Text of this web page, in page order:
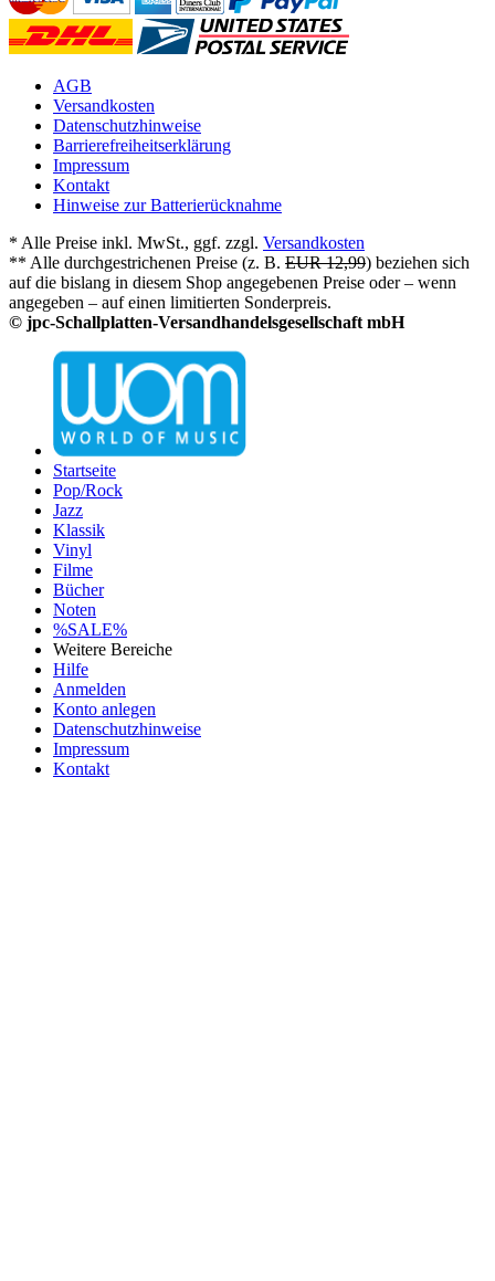
AGB
Versandkosten
Datenschutzhinweise
Barrierefreiheitserklärung
Impressum
Kontakt
Hinweise zur Batterierücknahme
* Alle Preise inkl. MwSt., ggf. zzgl. Versandkosten
** Alle durchgestrichenen Preise (z. B. EUR 12,99) beziehen sich
auf die bislang in diesem Shop angegebenen Preise oder – wenn
angegeben – auf einen limitierten Sonderpreis.
© jpc-Schallplatten-Versandhandelsgesellschaft mbH
Startseite
Pop/Rock
Jazz
Klassik
Vinyl
Filme
Bücher
Noten
%SALE%
Weitere Bereiche
Hilfe
Anmelden
Konto anlegen
Datenschutzhinweise
Impressum
Kontakt